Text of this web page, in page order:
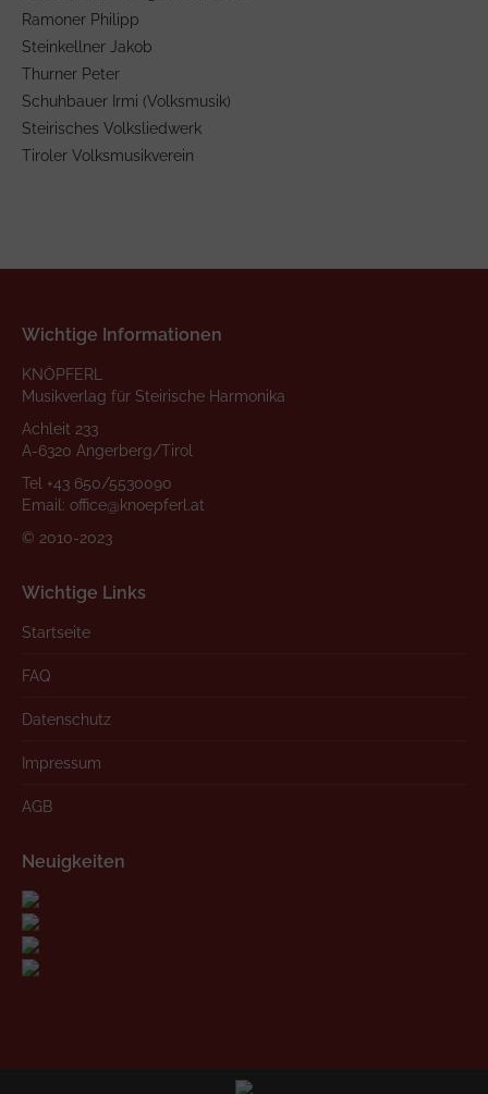
Ramoner Philipp
Steinkellner Jakob
Thurner Peter
Schuhbauer Irmi (Volksmusik)
Steirisches Volksliedwerk
Tiroler Volksmusikverein
Wichtige Informationen
KNÖPFERL
Musikverlag für Steirische Harmonika
Achleit 233
A-6320 Angerberg/Tirol
Tel +43 650/5530090
Email: office@knoepferl.at
© 2010-2023
Wichtige Links
Startseite
FAQ
Datenschutz
Impressum
AGB
Neuigkeiten